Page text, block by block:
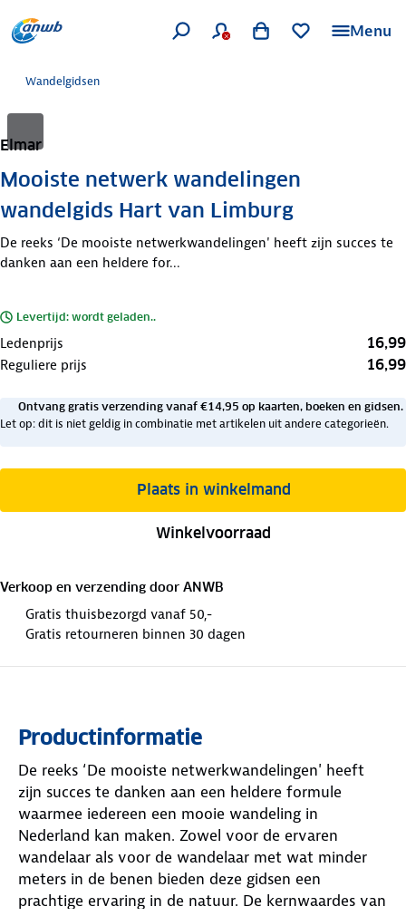
Menu
Wandelgidsen
Elmar
Mooiste netwerk wandelingen
wandelgids Hart van Limburg
De reeks ‘De mooiste netwerkwandelingen' heeft zijn succes te
danken aan een heldere for...
Levertijd: wordt geladen..
Ledenprijs 16,99
Reguliere prijs 16,99
Ontvang gratis verzending vanaf €14,95 op kaarten, boeken en gidsen.
Let op: dit is niet geldig in combinatie met artikelen uit andere categorieën.
Plaats in winkelmand
Winkelvoorraad
Verkoop en verzending door ANWB
Gratis thuisbezorgd vanaf 50,-
Gratis retourneren binnen 30 dagen
Productinformatie
De reeks ‘De mooiste netwerkwandelingen' heeft
zijn succes te danken aan een heldere formule
waarmee iedereen een mooie wandeling in
Nederland kan maken. Zowel voor de ervaren
wandelaar als voor de wandelaar met wat minder
meters in de benen bieden deze gidsen een
prachtige ervaring in de natuur. De kernwaardes van